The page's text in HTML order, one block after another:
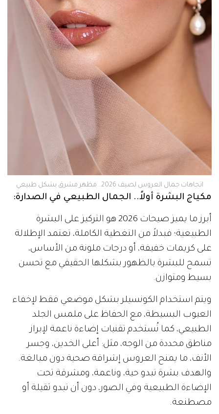
اتجاهات جمال العروس لصيف 2026.. مظهر مشرق بشكل طبيعي
مكياج البشرة أولاً.. الجمال الطبيعي في الصدارة:
أبرز ما يميز صيحات 2026 هو التركيز على البشرة
الطبيعية؛ فبدلاً من التغطية الكاملة، تعتمد الإطلالة
على كريمات خفيفة، أو درجات ملونة من الأساس،
تسمح للبشرة بالظهور بشكلها الحقيقي مع تحسن
بسيط ومتوازن.
ويتم استخدام الكونسيلر بشكل موضعي فقط لإخفاء
العيوب البسيطة، مع الحفاظ على ملمس الجلد
الطبيعي، كما تُستخدم تقنيات إضاءة ناعمة لإبراز
مناطق محددة من الوجه، مثل: أعلى الخدين، وجسر
الأنف، ما يمنح العروس إشراقة صحية دون مبالغة.
والهدف بشرة تبدو حية، وناعمة، ومشرقة تحت
الإضاءة الطبيعية وفي الصور، دون أن تبدو ثقيلة أو
مصطنعة.